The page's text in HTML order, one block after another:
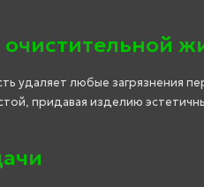
очистительной
удаляет любые загрязнения
придавая изделию